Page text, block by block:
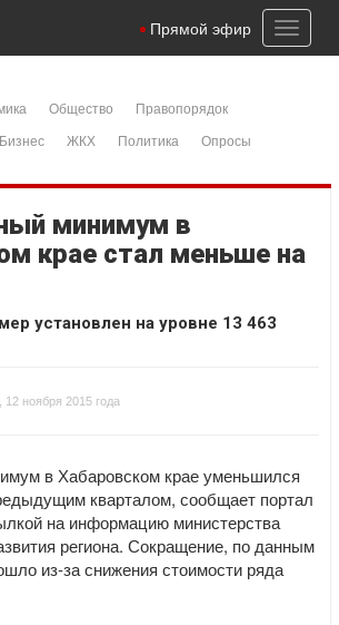
Toggle
Прямой эфир
Общество
Правопорядок
Бизнес ЖКХ Политика
Опросы
минимум в
крае стал меньше на
установлен на уровне 13 463
12 ноября 2015 года
в Хабаровском крае уменьшился
кварталом, сообщает портал
на информацию министерства
региона. Сокращение, по данным
из-за снижения стоимости ряда